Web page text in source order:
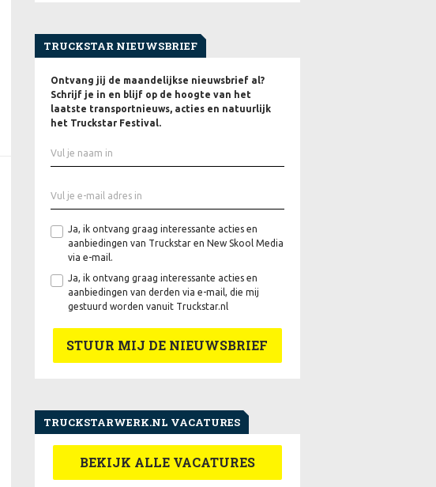
TRUCKSTAR NIEUWSBRIEF
Ontvang jij de maandelijkse nieuwsbrief al?
Schrijf je in en blijf op de hoogte van het
laatste transportnieuws, acties en natuurlijk
het Truckstar Festival.
Ja, ik ontvang graag interessante acties en
aanbiedingen van Truckstar en New Skool Media
via e-mail.
Ja, ik ontvang graag interessante acties en
aanbiedingen van derden via e-mail, die mij
gestuurd worden vanuit Truckstar.nl
STUUR MIJ DE NIEUWSBRIEF
TRUCKSTARWERK.NL VACATURES
BEKIJK ALLE VACATURES